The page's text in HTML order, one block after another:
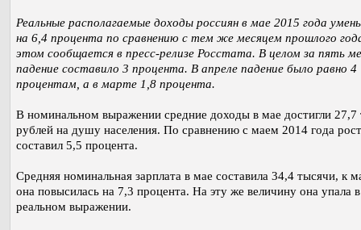
Реальные располагаемые доходы россиян в мае 2015 года
на 6,4 процента по сравнению с тем же месяцем прошлого
этом сообщается в пресс-релизе Росстата. В целом за пять
падение составило 3 процента. В апреле падение было равно 4
процентам, а в марте 1,8 процента.
В номинальном выражении средние доходы в мае достигли 27,7
рублей на душу населения. По сравнению с маем 2014 года рост
составил 5,5 процента.
Средняя номинальная зарплата в мае составила 34,4 тысячи, к
она повысилась на 7,3 процента. На эту же величину она упала в
реальном выражении.